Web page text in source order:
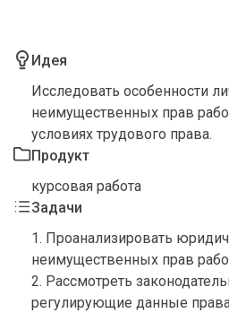
Идея
Исследовать особенности
неимущественных прав
условиях трудового права.
Продукт
курсовая работа
Задачи
1. Проанализировать
неимущественных прав
2. Рассмотреть
регулирующие данные